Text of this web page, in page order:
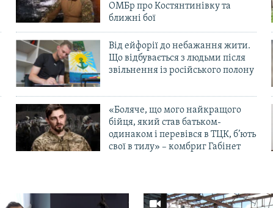
ОМБр про Костянтинівку та
ближні бої
Від ейфорії до небажання жити.
Що відбувається з людьми після
звільнення із російського полону
«Боляче, що мого найкращого
бійця, який став батьком-
одинаком і перевівся в ТЦК, б’ють
свої в тилу» – комбриг Габінет